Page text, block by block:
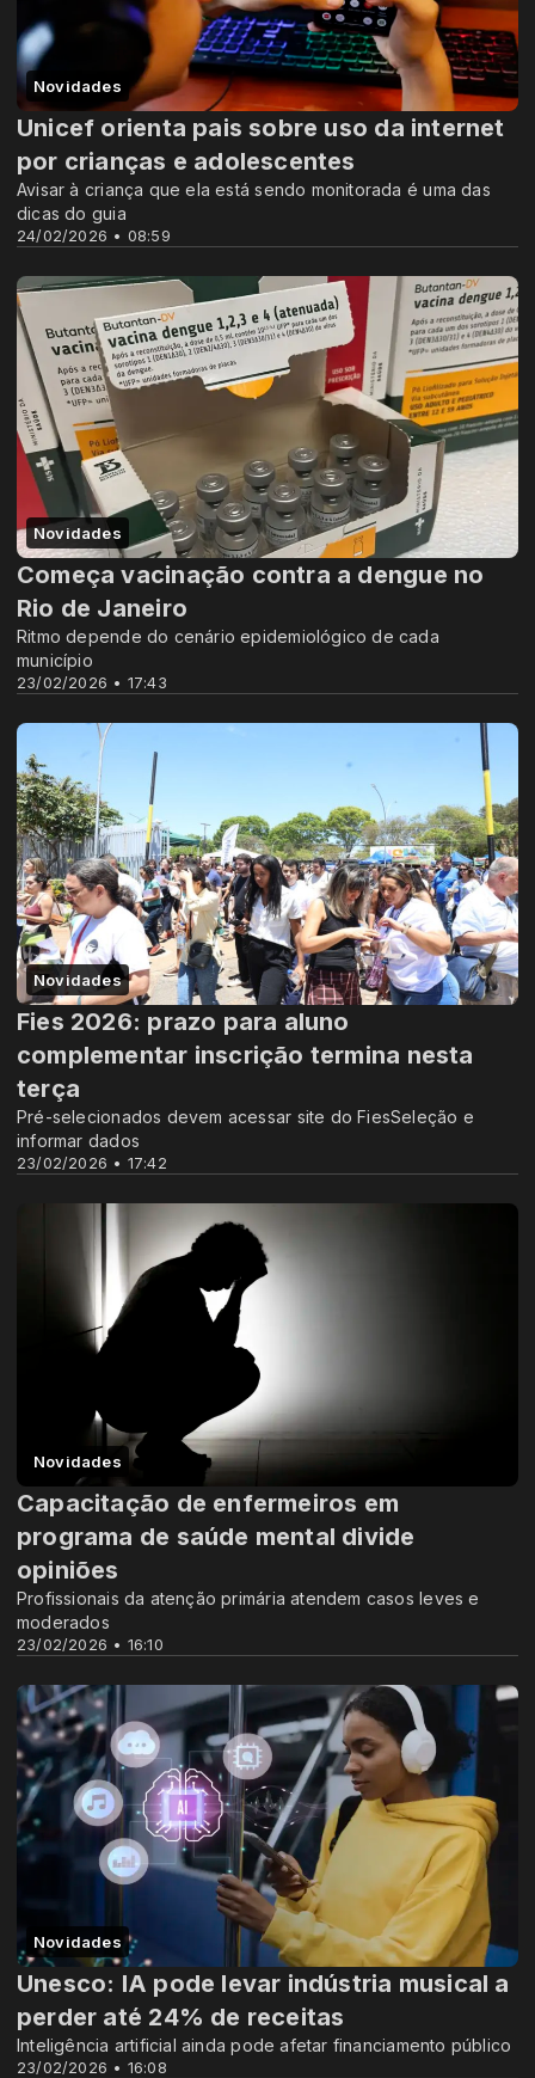
Novidades
24/02/2026 • 08:59
Unicef orienta pais sobre uso da internet
por crianças e adolescentes
Avisar à criança que ela está sendo monitorada é uma das
dicas do guia
Novidades
23/02/2026 • 17:43
Começa vacinação contra a dengue no
Rio de Janeiro
Ritmo depende do cenário epidemiológico de cada
município
Novidades
23/02/2026 • 17:42
Fies 2026: prazo para aluno
complementar inscrição termina nesta
terça
Pré-selecionados devem acessar site do FiesSeleção e
informar dados
Novidades
23/02/2026 • 16:10
Capacitação de enfermeiros em
programa de saúde mental divide
opiniões
Profissionais da atenção primária atendem casos leves e
moderados
Novidades
23/02/2026 • 16:08
Unesco: IA pode levar indústria musical a
perder até 24% de receitas
Inteligência artificial ainda pode afetar financiamento público